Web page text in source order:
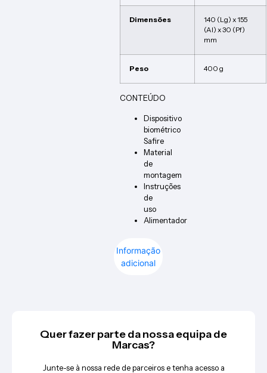
Informação
adicional
Dimensões
140 (Lg) x 155
(Al) x 30 (Pf)
mm
Peso 400 g
CONTEÚDO
Dispositivo
biométrico
Safire
Material
de
montagem
Instruções
de
uso
Alimentador
Quer fazer parte da nossa equipa de
Marcas?
Junte-se à nossa rede de parceiros e tenha acesso a